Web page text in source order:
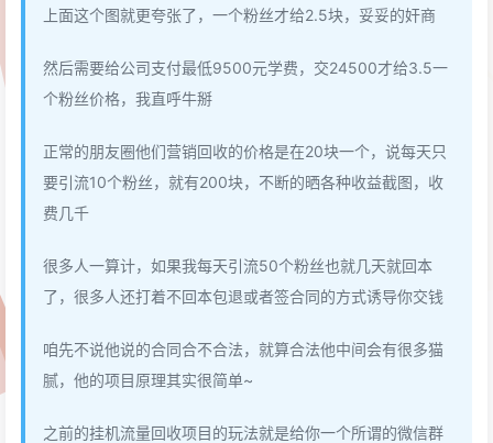
上面这个图就更夸张了，一个粉丝才给2.5块，妥妥的奸商
然后需要给公司支付最低9500元学费，交24500才给3.5一
个粉丝价格，我直呼牛掰
正常的朋友圈他们营销回收的价格是在20块一个，说每天只
要引流10个粉丝，就有200块，不断的晒各种收益截图，收
费几千
很多人一算计，如果我每天引流50个粉丝也就几天就回本
了，很多人还打着不回本包退或者签合同的方式诱导你交钱
咱先不说他说的合同合不合法，就算合法他中间会有很多猫
腻，他的项目原理其实很简单~
之前的挂机流量回收项目的玩法就是给你一个所谓的微信群